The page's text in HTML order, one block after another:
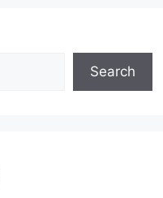
Search